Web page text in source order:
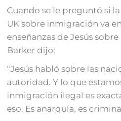
Cuando se le preguntó si
UK sobre inmigración va
enseñanzas de Jesús
Barker dijo:
“Jesús habló sobre las
autoridad. Y lo que
inmigración ilegal es
eso. Es anarquía, es